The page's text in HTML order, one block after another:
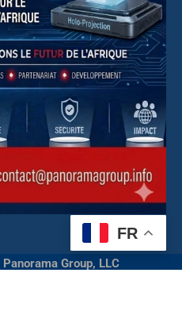
Panorama Group, LLC
FR